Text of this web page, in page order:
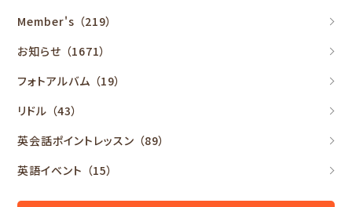
Member's （219）
お知らせ （1671）
フォトアルバム （19）
リドル （43）
英会話ポイントレッスン （89）
英語イベント （15）